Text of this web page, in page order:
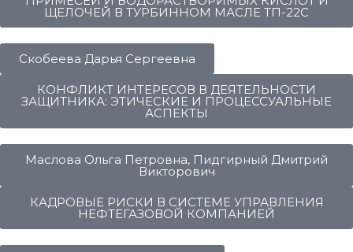
ЩЕЛОЧЕЙ В ТУРБИННОМ МАСЛЕ ТП-22С
Скобеева Дарья Сергеевна
КОНФЛИКТ ИНТЕРЕСОВ В ДЕЯТЕЛЬНОСТИ
ЗАЩИТНИКА: ЭТИЧЕСКИЕ И ПРОЦЕССУАЛЬНЫЕ
АСПЕКТЫ
Маслова Ольга Петровна, Пидгирный Дмитрий
Викторович
КАДРОВЫЕ РИСКИ В СИСТЕМЕ УПРАВЛЕНИЯ
НЕФТЕГАЗОВОЙ КОМПАНИЕЙ